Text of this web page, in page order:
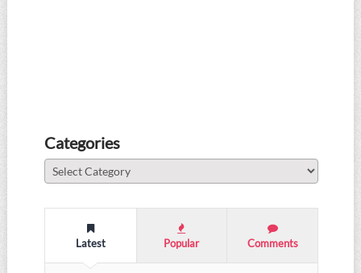
Categories
Categories
Latest Popular Comments